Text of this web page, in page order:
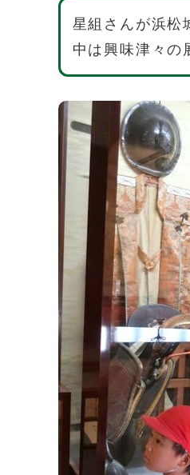
星組さんが浜松
中は興味津々の